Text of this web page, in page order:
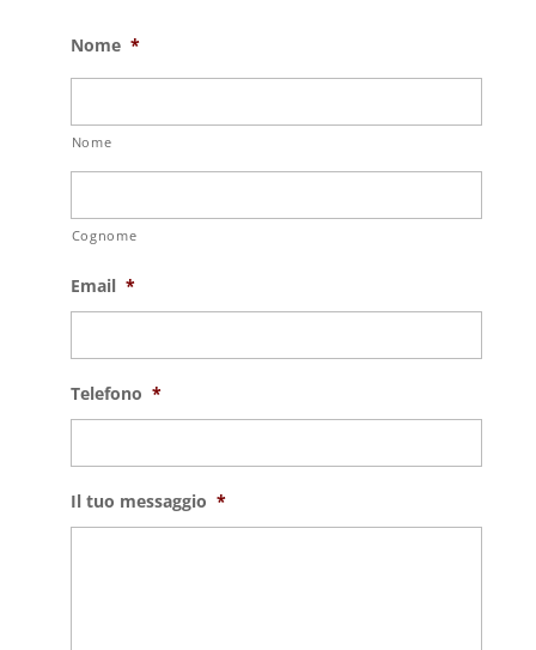
Nome *
Nome
Cognome
Email *
Telefono *
Il tuo messaggio *